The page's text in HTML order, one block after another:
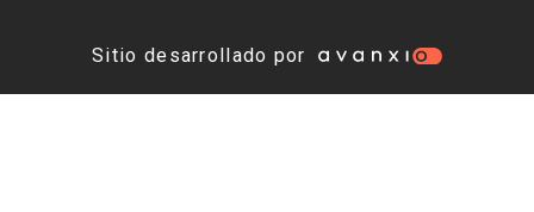
Sitio desarrollado por